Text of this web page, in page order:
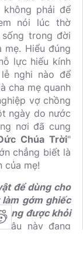
phải để
nói lúc thờ
trong đời
Hiểu đúng
lực hiếu kính
nghi nào để
cha mẹ quanh
vợ chồng
ngày do nước
nơi đã cung
Chúa Trời"
chẳng biết là
của mẹ!
để dùng cho
làm gớm ghiếc
được khỏi
câu này đang